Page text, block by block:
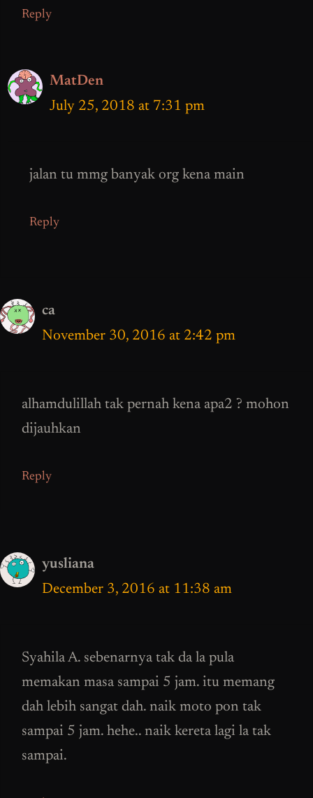
Reply
MatDen
July 25, 2018 at 7:31 pm
jalan tu mmg banyak org kena main
Reply
ca
November 30, 2016 at 2:42 pm
alhamdulillah tak pernah kena apa2 ? mohon
dijauhkan
Reply
yusliana
December 3, 2016 at 11:38 am
Syahila A. sebenarnya tak da la pula
memakan masa sampai 5 jam. itu memang
dah lebih sangat dah. naik moto pon tak
sampai 5 jam. hehe.. naik kereta lagi la tak
sampai.